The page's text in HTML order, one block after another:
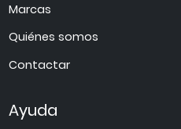
Marcas
Quiénes somos
Contactar
Ayuda